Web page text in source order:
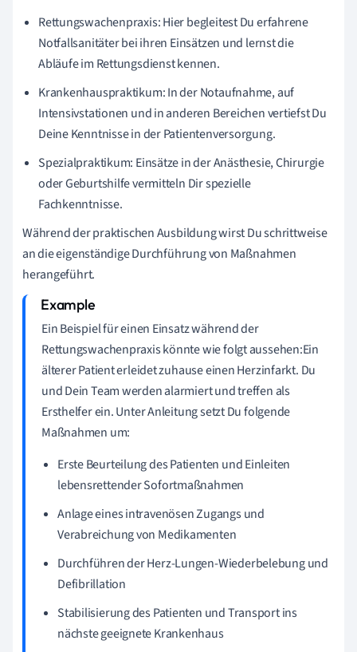
Rettungswachenpraxis: Hier begleitest Du erfahrene
Notfallsanitäter bei ihren Einsätzen und lernst die
Abläufe im Rettungsdienst kennen.
Krankenhauspraktikum: In der Notaufnahme, auf
Intensivstationen und in anderen Bereichen vertiefst Du
Deine Kenntnisse in der Patientenversorgung.
Spezialpraktikum: Einsätze in der Anästhesie, Chirurgie
oder Geburtshilfe vermitteln Dir spezielle
Fachkenntnisse.
Während der praktischen Ausbildung wirst Du schrittweise
an die eigenständige Durchführung von Maßnahmen
herangeführt.
Ein Beispiel für einen Einsatz während der
Rettungswachenpraxis könnte wie folgt aussehen:Ein
älterer Patient erleidet zuhause einen Herzinfarkt. Du
und Dein Team werden alarmiert und treffen als
Ersthelfer ein. Unter Anleitung setzt Du folgende
Maßnahmen um:
Erste Beurteilung des Patienten und Einleiten
lebensrettender Sofortmaßnahmen
Anlage eines intravenösen Zugangs und
Verabreichung von Medikamenten
Durchführen der Herz-Lungen-Wiederbelebung und
Defibrillation
Stabilisierung des Patienten und Transport ins
nächste geeignete Krankenhaus